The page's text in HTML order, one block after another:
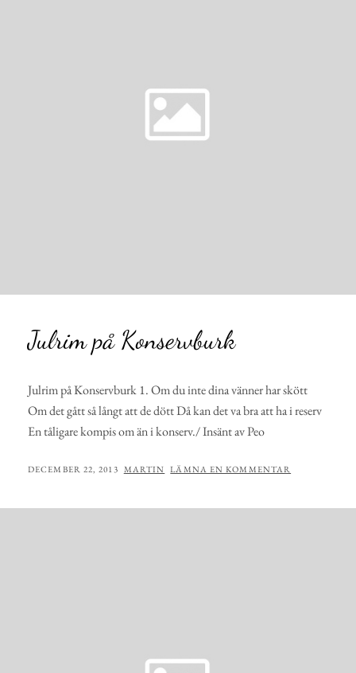
Julrim på Konservburk
Julrim på Konservburk 1. Om du inte dina vänner har skött
Om det gått så långt att de dött Då kan det va bra att ha i reserv
En tåligare kompis om än i konserv./ Insänt av Peo
PUBLICERAT
DECEMBER 22, 2013 AV
MARTIN LÄMNA EN KOMMENTAR